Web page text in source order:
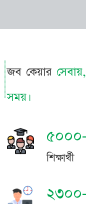
জব কেয়ার
সময়।
শিক্ষার্থী